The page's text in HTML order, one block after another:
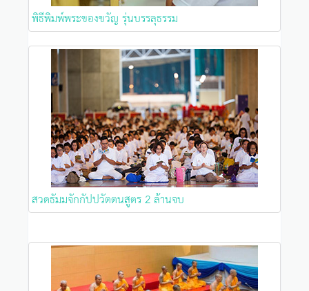
พิธีพิมพ์พระของขวัญ รุ่นบรรลุธรรม
สวดธัมมจักกัปปวัตตนสูตร 2 ล้านจบ